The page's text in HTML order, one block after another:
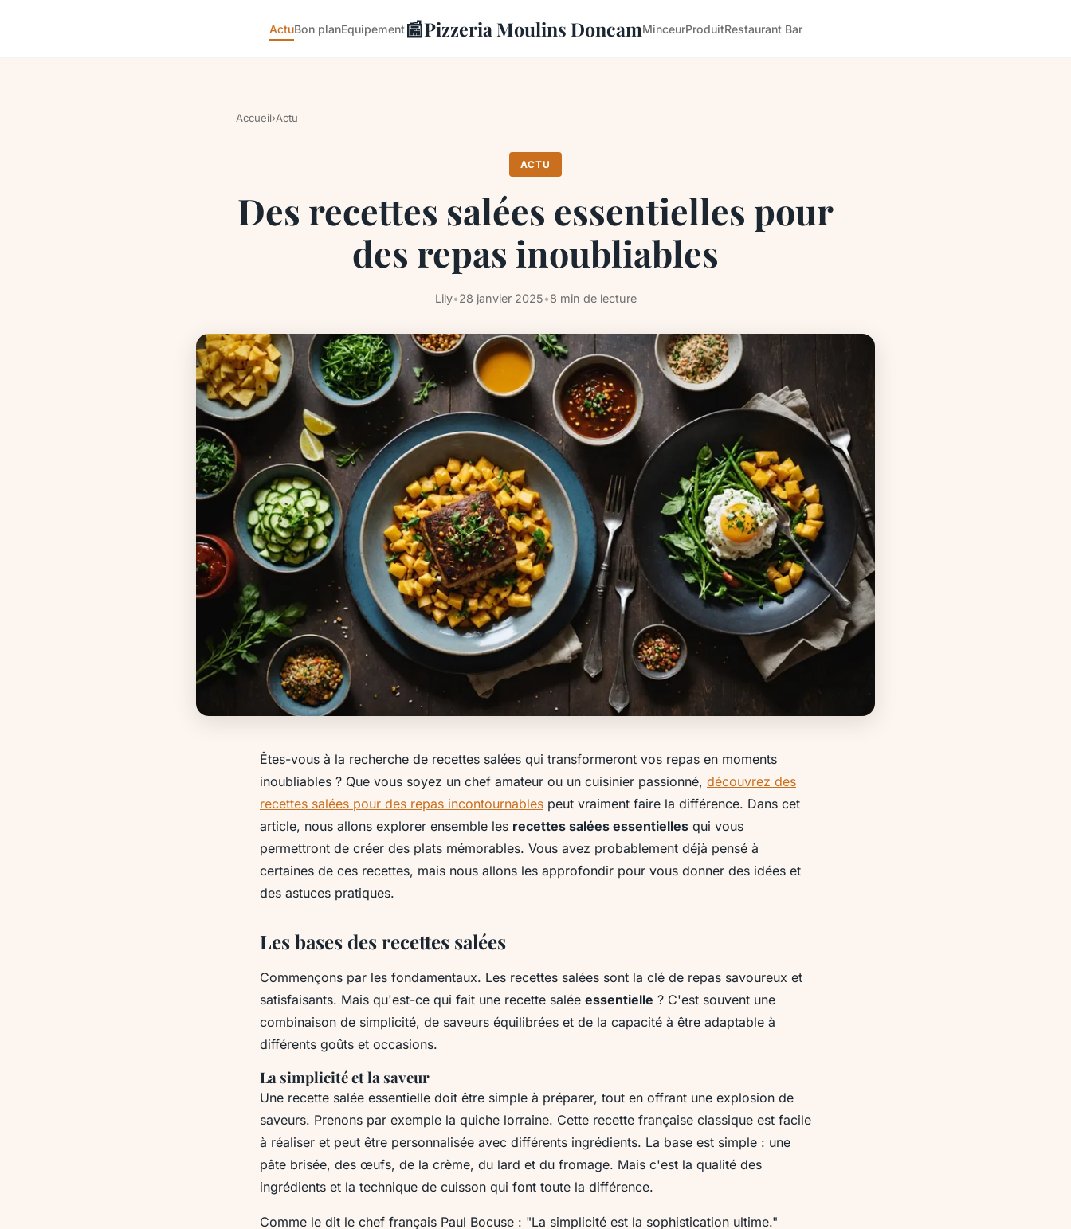
ActuBon planEquipement📰Pizzeria Moulins DoncamMinceurProduitRestaurant Bar
Accueil›Actu
ACTU
Des recettes salées essentielles pour
des repas inoubliables
Lily•28 janvier 2025•8 min de lecture
Êtes-vous à la recherche de recettes salées qui transformeront vos repas en moments
inoubliables ? Que vous soyez un chef amateur ou un cuisinier passionné, découvrez des
recettes salées pour des repas incontournables peut vraiment faire la différence. Dans cet
article, nous allons explorer ensemble les recettes salées essentielles qui vous
permettront de créer des plats mémorables. Vous avez probablement déjà pensé à
certaines de ces recettes, mais nous allons les approfondir pour vous donner des idées et
des astuces pratiques.
Les bases des recettes salées
Commençons par les fondamentaux. Les recettes salées sont la clé de repas savoureux et
satisfaisants. Mais qu'est-ce qui fait une recette salée essentielle ? C'est souvent une
combinaison de simplicité, de saveurs équilibrées et de la capacité à être adaptable à
différents goûts et occasions.
La simplicité et la saveur
Une recette salée essentielle doit être simple à préparer, tout en offrant une explosion de
saveurs. Prenons par exemple la quiche lorraine. Cette recette française classique est facile
à réaliser et peut être personnalisée avec différents ingrédients. La base est simple : une
pâte brisée, des œufs, de la crème, du lard et du fromage. Mais c'est la qualité des
ingrédients et la technique de cuisson qui font toute la différence.
Comme le dit le chef français Paul Bocuse : "La simplicité est la sophistication ultime."